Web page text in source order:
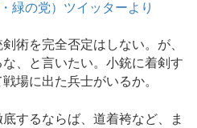
緑の党）ツイッターより
術を完全否定はしない。が、
、と言いたい。小銃に着剣す
場に出た兵士がいるか。
するならば、道着袴など、ま